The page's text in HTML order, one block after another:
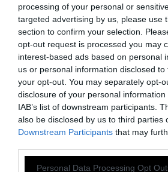
processing of your personal or
targeted advertising by us, please use
section to confirm your selection.
opt-out request is processed you may
interest-based ads based on personal
us or personal information disclosed
your opt-out. You may separately opt-
disclosure of your personal
IAB’s list of downstream participants.
also be disclosed by us to third parties
Downstream Participants that may
Personal Data Processing Opt
πρώτα μέρη των ταινιών Τoy
Ψάχνοντας τον Νέμο (14/12),
Κουβάρια (15/12), το σίκουελ
- 29/12), Ψηλά στον Ουρανό
εναντίον Ίντερνετ (6/1).
επιτυχίες
όπως: Ο Γκριντς (24/12), το
παραγωγής animation O
προβολή (25/12) και τις
Μυστικό του Μαγικού